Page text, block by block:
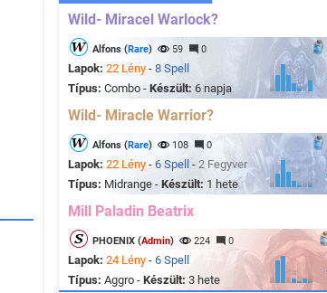
Wild- Miracel Warlock?
Alfons (Rare) 59 0
Lapok: 22 Lény - 8 Spell
Típus: Combo - Készült: 6 napja
Wild- Miracle Warrior?
Alfons (Rare) 108 0
Lapok: 22 Lény - 6 Spell - 2 Fegyver
Típus: Midrange - Készült: 1 hete
Mill Paladin Beatrix
PHOENIX (Admin) 224 0
Lapok: 24 Lény - 6 Spell
Típus: Aggro - Készült: 3 hete